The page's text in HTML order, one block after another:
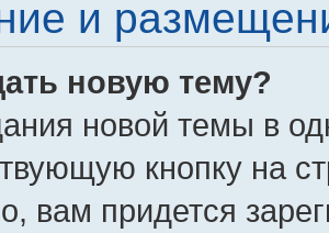
и
новую тему?
новой темы в
кнопку на
вам придется